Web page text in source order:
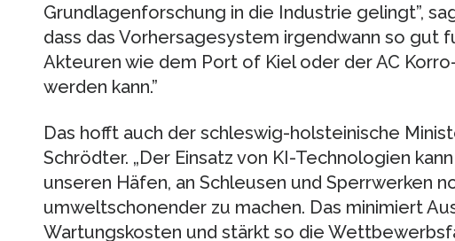
Grundlagenforschung in die Industrie gelingt”,
dass das Vorhersagesystem irgendwann so gut
Akteuren wie dem Port of Kiel oder der AC
werden kann.”
Das hofft auch der schleswig-holsteinische
Schrödter. „Der Einsatz von KI-Technologien
unseren Häfen, an Schleusen und Sperrwerken
umweltschonender zu machen. Das minimiert
Wartungskosten und stärkt so die